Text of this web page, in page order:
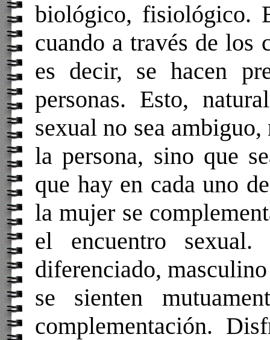
biológico, fisiológico.
cuando a través de los
es decir, se hacen
personas. Esto,
sexual no sea
la persona, sino que
que hay en cada uno
la mujer se
el encuentro
diferenciado,
se sienten
complementación.